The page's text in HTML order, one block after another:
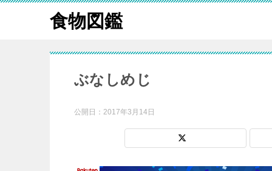
食物図鑑
ぶなしめじ
公開日： 2017年3月14日